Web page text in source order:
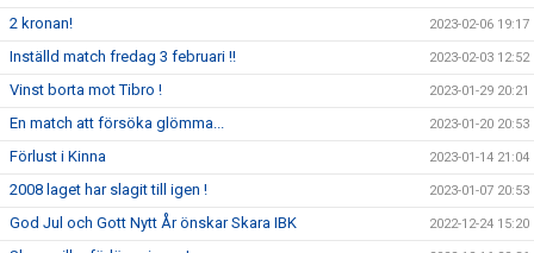
2 kronan! 2023-02-06 19:17
Inställd match fredag 3 februari !! 2023-02-03 12:52
Vinst borta mot Tibro ! 2023-01-29 20:21
En match att försöka glömma... 2023-01-20 20:53
Förlust i Kinna 2023-01-14 21:04
2008 laget har slagit till igen ! 2023-01-07 20:53
God Jul och Gott Nytt År önskar Skara IBK 2022-12-24 15:20